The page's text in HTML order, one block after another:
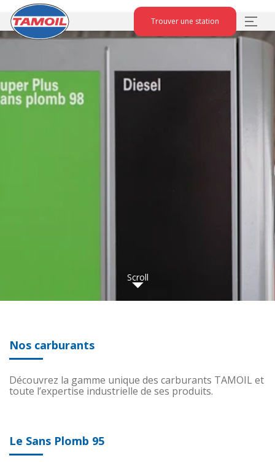
Trouver une station
Scroll
Nos carburants
Découvrez la gamme unique des carburants TAMOIL et
toute l’expertise industrielle de ses produits.
Le Sans Plomb 95